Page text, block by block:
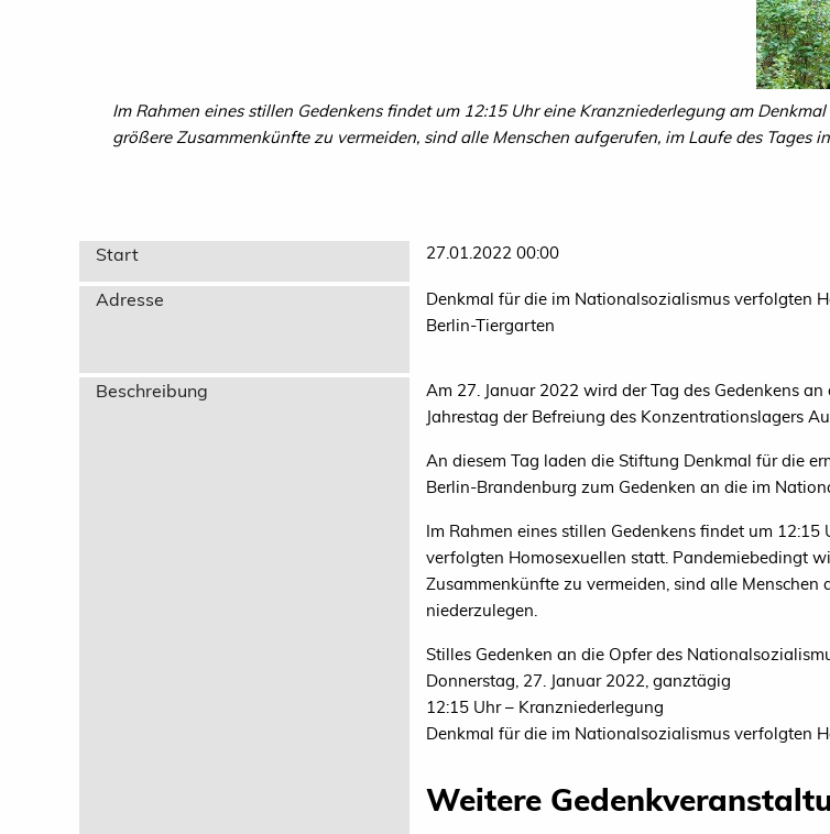
Im Rahmen eines stillen Gedenkens findet um 12:15 Uhr eine Kranzniederlegung am
größere Zusammenkünfte zu vermeiden, sind alle Menschen aufgerufen, im Laufe des Tages
Start 27.01.2022 00:00
Adresse
Denkmal für die im Nationalsozialismus verfolgten
Berlin-Tiergarten
Beschreibung
Am 27. Januar 2022 wird der Tag des Gedenkens
Jahrestag der Befreiung des Konzentrationslagers
An diesem Tag laden die Stiftung Denkmal für die
Berlin-Brandenburg zum Gedenken an die im
Im Rahmen eines stillen Gedenkens findet um
verfolgten Homosexuellen statt. Pandemiebedingt
Zusammenkünfte zu vermeiden, sind alle
niederzulegen.
Stilles Gedenken an die Opfer des
Donnerstag, 27. Januar 2022, ganztägig
12:15 Uhr – Kranzniederlegung
Denkmal für die im Nationalsozialismus verfolgten
Weitere